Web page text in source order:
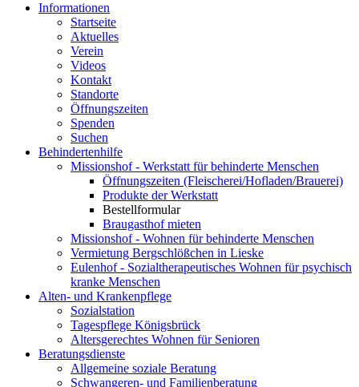
Informationen
Startseite
Aktuelles
Verein
Videos
Kontakt
Standorte
Öffnungszeiten
Spenden
Suchen
Behindertenhilfe
Missionshof - Werkstatt für behinderte Menschen
Öffnungszeiten (Fleischerei/Hofladen/Brauerei)
Produkte der Werkstatt
Bestellformular
Braugasthof mieten
Missionshof - Wohnen für behinderte Menschen
Vermietung Bergschlößchen in Lieske
Eulenhof - Sozialtherapeutisches Wohnen für psychisch
kranke Menschen
Alten- und Krankenpflege
Sozialstation
Tagespflege Königsbrück
Altersgerechtes Wohnen für Senioren
Beratungsdienste
Allgemeine soziale Beratung
Schwangeren- und Familienberatung